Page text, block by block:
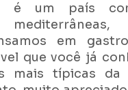
é um país
mediterrâneas,
em
que você já
mais típicas da